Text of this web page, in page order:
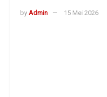
by Admin 15 Mei 2026